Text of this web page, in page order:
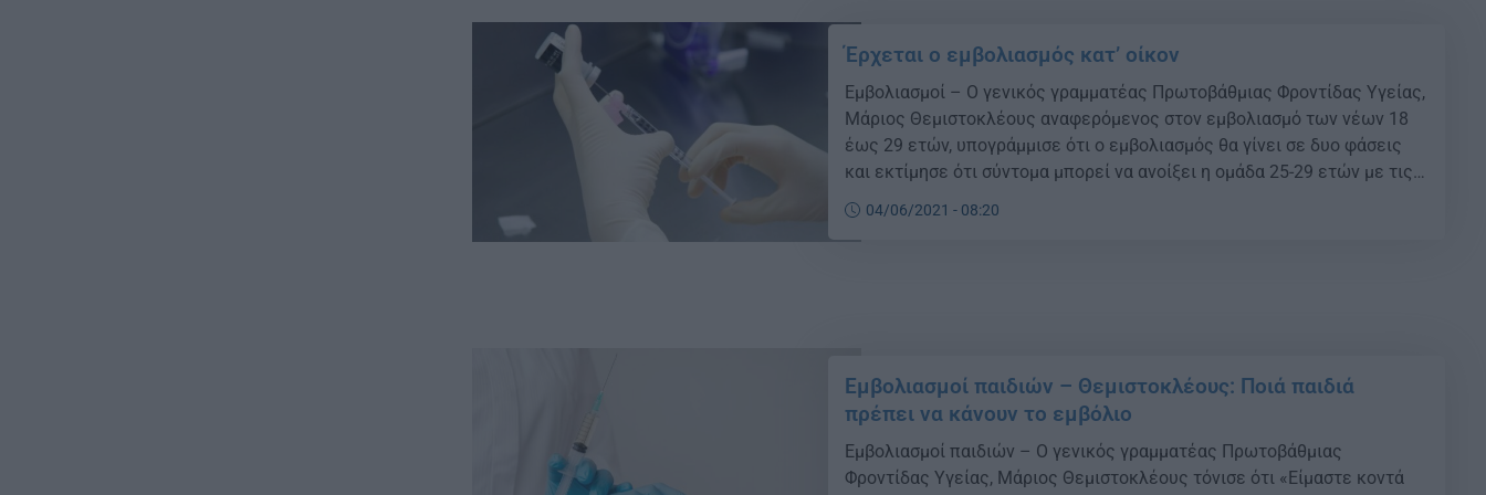
Έρχεται ο εμβολιασμός κατ’ οίκον
Εμβολιασμοί – Ο γενικός γραμματέας Πρωτοβάθμιας Φροντίδας Υγείας,
Μάριος Θεμιστοκλέους αναφερόμενος στον εμβολιασμό των νέων 18
έως 29 ετών, υπογράμμισε ότι ο εμβολιασμός θα γίνει σε δυο φάσεις
και εκτίμησε ότι σύντομα μπορεί να ανοίξει η ομάδα 25-29 ετών με τις
σχετικές ανακοινώσεις να γίνονται την επόμενη εβδομάδα «Είμαστε
κοντά στο να προχωρήσουμε σε ανακοινώσεις […]
04/06/2021 - 08:20
Εμβολιασμοί παιδιών – Θεμιστοκλέους: Ποιά παιδιά
πρέπει να κάνουν το εμβόλιο
Εμβολιασμοί παιδιών – Ο γενικός γραμματέας Πρωτοβάθμιας
Φροντίδας Υγείας, Μάριος Θεμιστοκλέους τόνισε ότι «Είμαστε κοντά